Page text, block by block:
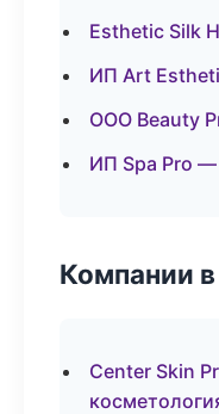
Esthetic Silk
ИП Art
ООО Beauty
ИП Spa Pro —
Компании
Center Skin